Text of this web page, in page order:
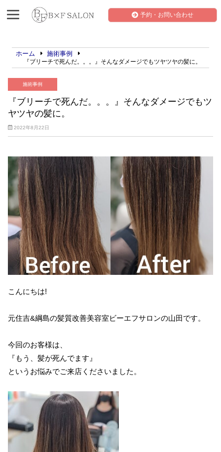
予約・お問い合わせ
ホーム 施術事例
『ブリーチで死んだ。。。』そんなダメージでもツヤツヤの髪に。
施術事例
『ブリーチで死んだ。。。』そんなダメージでもツ
ヤツヤの髪に。
2022年8月22日
こんにちは!
元住吉&綱島の髪質改善美容室ビーエフサロンの山田です。
今回のお客様は、
『もう、髪が死んでます』
というお悩みでご来店くださいました。